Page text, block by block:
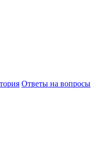
Ответы на вопросы